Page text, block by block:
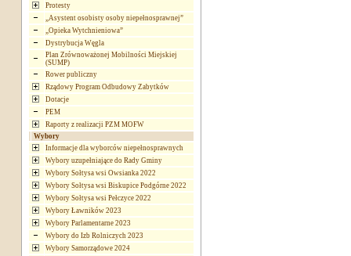
Protesty
„Asystent osobisty osoby niepełnosprawnej”
„Opieka Wytchnieniowa”
Dystrybucja Węgla
Plan Zrównoważonej Mobilności Miejskiej
(SUMP)
Rower publiczny
Rządowy Program Odbudowy Zabytków
Dotacje
PEM
Raporty z realizacji PZM MOFW
Wybory
Informacje dla wyborców niepełnosprawnych
Wybory uzupełniające do Rady Gminy
Wybory Sołtysa wsi Owsianka 2022
Wybory Sołtysa wsi Biskupice Podgórne 2022
Wybory Sołtysa wsi Pełczyce 2022
Wybory Ławników 2023
Wybory Parlamentarne 2023
Wybory do Izb Rolniczych 2023
Wybory Samorządowe 2024